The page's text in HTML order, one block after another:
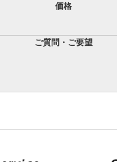
価格
ご質問・ご要望